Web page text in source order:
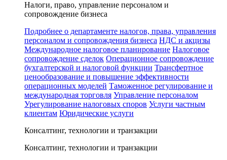
Налоги, право, управление персоналом и
сопровождение бизнеса
Подробнее о департаменте налогов, права, управления
персоналом и сопровождения бизнеса НДС и акцизы
Международное налоговое планирование Налоговое
сопровождение сделок Операционное сопровождение
бухгалтерской и налоговой функции Трансфертное
ценообразование и повышение эффективности
операционных моделей Таможенное регулирование и
международная торговля Управление персоналом
Урегулирование налоговых споров Услуги частным
клиентам Юридические услуги
Консалтинг, технологии и транзакции
Консалтинг, технологии и транзакции